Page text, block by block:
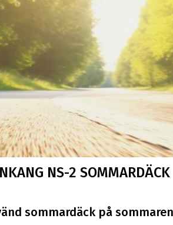
NS-2 SOMMARDÄCK
sommardäck på sommaren